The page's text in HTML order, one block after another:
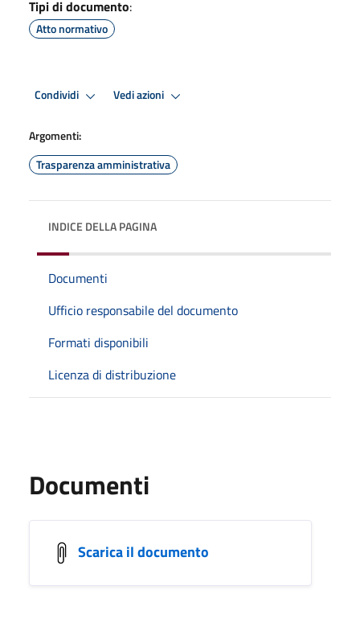
Tipi di documento:
Atto normativo
Condividi Vedi azioni
Argomenti:
Trasparenza amministrativa
INDICE DELLA PAGINA
Documenti
Ufficio responsabile del documento
Formati disponibili
Licenza di distribuzione
Documenti
Scarica il documento